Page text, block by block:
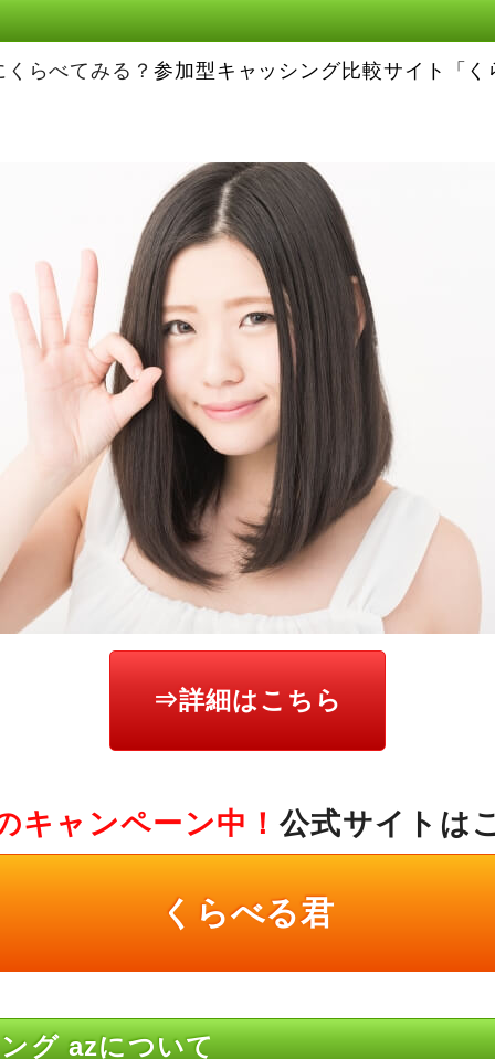
らべてみる？ 参加型キャッシング比較サイト「く
⇒詳細はこちら
キャンペーン中！ 公式サイトは
くらべる君
グ azについて